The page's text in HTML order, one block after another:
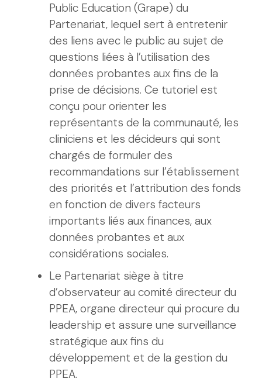
Public Education (Grape) du
Partenariat, lequel sert à entretenir
des liens avec le public au sujet de
questions liées à l’utilisation des
données probantes aux fins de la
prise de décisions. Ce tutoriel est
conçu pour orienter les
représentants de la communauté, les
cliniciens et les décideurs qui sont
chargés de formuler des
recommandations sur l’établissement
des priorités et l’attribution des fonds
en fonction de divers facteurs
importants liés aux finances, aux
données probantes et aux
considérations sociales.
Le Partenariat siège à titre
d’observateur au comité directeur du
PPEA, organe directeur qui procure du
leadership et assure une surveillance
stratégique aux fins du
développement et de la gestion du
PPEA.